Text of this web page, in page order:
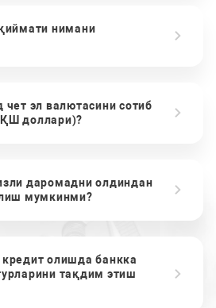
нимани
эл валютасини сотиб
доллари)?
даромадни олдиндан
мумкинми?
олишда банкка
тақдим этиш